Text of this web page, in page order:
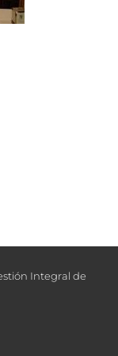
Integral de